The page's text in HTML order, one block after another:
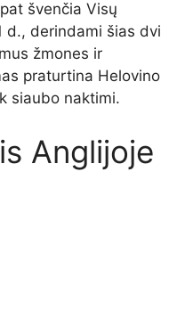
švenčia Visų
d., derindami šias dvi
žmones ir
praturtina Helovino
siaubo naktimi.
Anglijoje